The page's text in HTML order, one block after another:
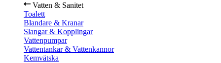
Vatten & Sanitet
Toalett
Blandare & Kranar
Slangar & Kopplingar
Vattenpumpar
Vattentankar & Vattenkannor
Kemvätska